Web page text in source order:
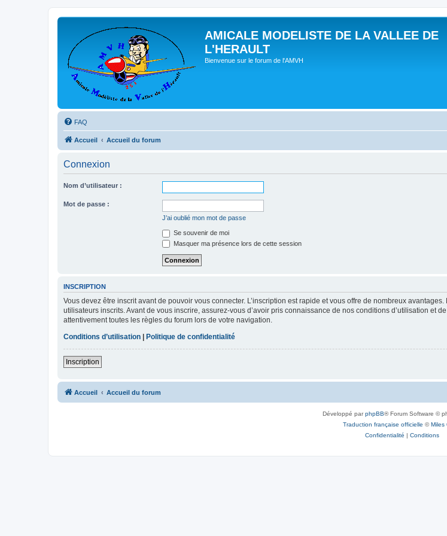
AMICALE MODELISTE DE LA VALLEE DE
L'HERAULT
Bienvenue sur le forum de l'AMVH
FAQ
Accueil Accueil du forum
Connexion
Nom d’utilisateur :
Mot de passe :
J’ai oublié mon mot de passe
Se souvenir de moi
Masquer ma présence lors de cette session
INSCRIPTION
Vous devez être inscrit avant de pouvoir vous connecter. L’inscription est rapide et vous offre de nombreux
utilisateurs inscrits. Avant de vous inscrire, assurez-vous d’avoir pris connaissance de nos conditions d’utilisation et
attentivement toutes les règles du forum lors de votre navigation.
Conditions d’utilisation | Politique de confidentialité
Inscription
Accueil Accueil du forum
Développé parphpBB® Forum Software ©
Traduction française officielle ©Miles
Confidentialité | Conditions